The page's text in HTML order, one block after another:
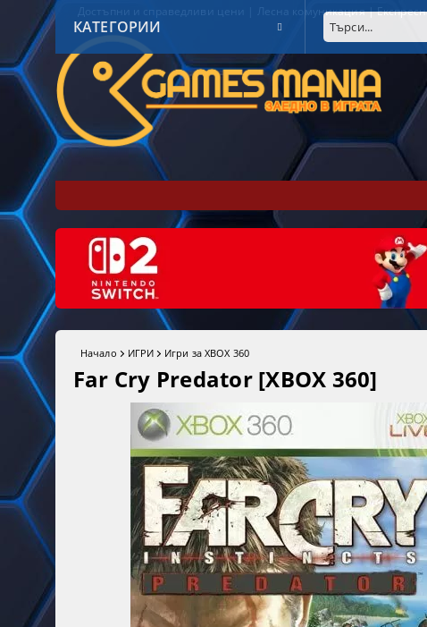
Достъпни и справедливи цени | Лесна комуникация |
КАТЕГОРИИ
Начало ИГРИ Игри за XBOX 360
Far Cry Predator [XBOX 360]